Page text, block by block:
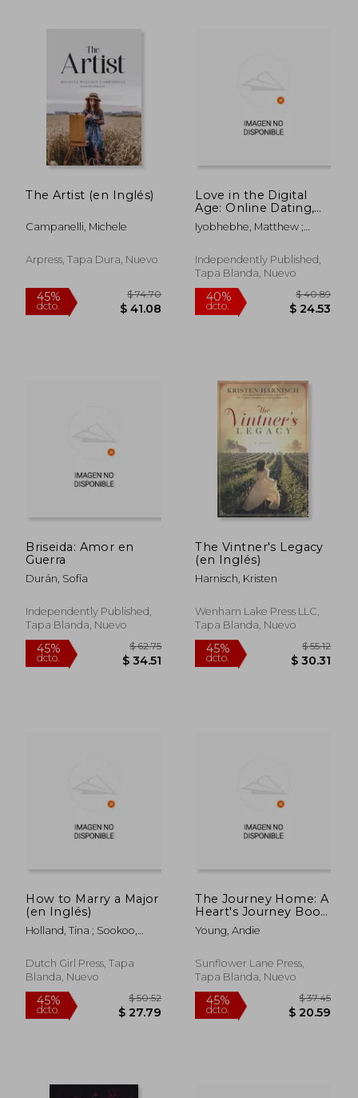
45%
dcto.
The Artist (en Inglés)
Campanelli, Michele
Arpress, Tapa Dura, Nuevo
Love in the Digital
Age: Online Dating,
Virtual Connections,
and Modern
Iyobhebhe, Matthew ;
Independently Published,
Tapa Blanda, Nuevo
Briseida: Amor en
Guerra
Durán, Sofía
Independently Published,
Tapa Blanda, Nuevo
The Vintner's Legacy
(en Inglés)
Harnisch, Kristen
Wenham Lake Press LLC,
Tapa Blanda, Nuevo
How to Marry a Major
(en Inglés)
Holland, Tina ; Sookoo,
Dutch Girl Press, Tapa
Blanda, Nuevo
The Journey Home: A
Heart's Journey Book
Two (en Inglés)
Young, Andie
Sunflower Lane Press,
Tapa Blanda, Nuevo